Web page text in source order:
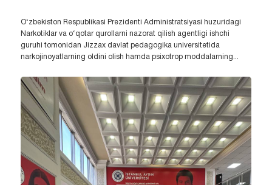
O‘zbekiston Respublikasi Prezidenti Administratsiyasi huzuridagi
Narkotiklar va o‘qotar qurollarni nazorat qilish agentligi ishchi
guruhi tomonidan Jizzax davlat pedagogika universitetida
narkojinoyatlarning oldini olish hamda psixotrop moddalarning...